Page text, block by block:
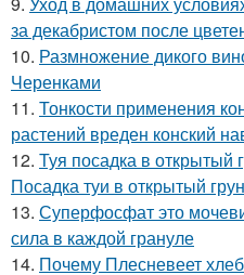
за декабристом после
10. Размножение дикого
Черенками
11. Тонкости применения
растений вреден конский
12. Туя посадка в открытый
Посадка туи в открытый
13. Суперфосфат это
сила в каждой грануле
14. Почему Плесневеет